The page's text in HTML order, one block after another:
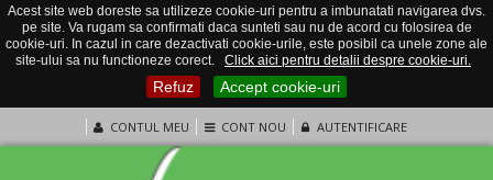
Acest site web doreste sa utilizeze cookie-uri pentru a imbunatati navigarea dvs.
pe site. Va rugam sa confirmati daca sunteti sau nu de acord cu folosirea de
cookie-uri. In cazul in care dezactivati cookie-urile, este posibil ca unele zone ale
site-ului sa nu functioneze corect.
Click aici pentru detalii despre cookie-uri.
Refuz Accept cookie-uri
CONTUL MEU CONT NOU AUTENTIFICARE